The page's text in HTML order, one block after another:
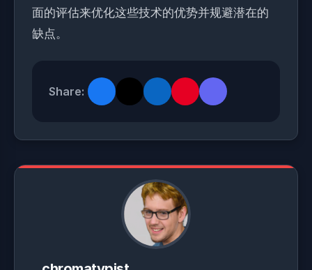
面的评估来优化这些技术的优势并规避潜在的
缺点。
Share: